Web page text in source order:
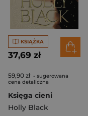
KSIĄŻKA
37,69 zł
59,90 zł - sugerowana
cena detaliczna
Księga cieni
Holly Black